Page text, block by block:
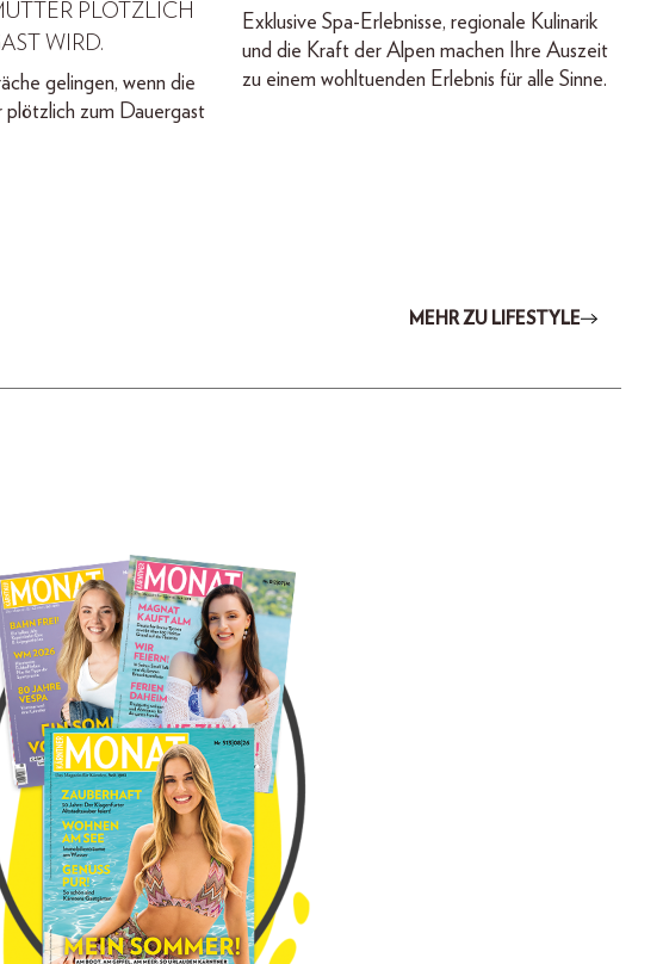
PLÖTZLICH
WIRD.
gelingen, wenn die
zum Dauergast
Exklusive Spa-Erlebnisse, regionale Kulinarik
und die Kraft der Alpen machen Ihre Auszeit
zu einem wohltuenden Erlebnis für alle Sinne.
MEHR ZU LIFESTYLE